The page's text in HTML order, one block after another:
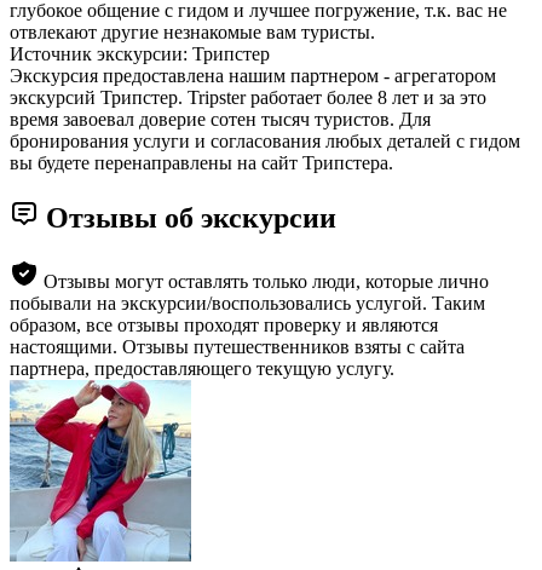
глубокое общение с гидом и лучшее погружение, т.к. вас не
отвлекают другие незнакомые вам туристы.
Источник экскурсии: Трипстер
Экскурсия предоставлена нашим партнером - агрегатором
экскурсий Трипстер. Tripster работает более 8 лет и за это
время завоевал доверие сотен тысяч туристов. Для
бронирования услуги и согласования любых деталей с гидом
вы будете перенаправлены на сайт Трипстера.
Отзывы об экскурсии
Отзывы могут оставлять только люди, которые лично
побывали на экскурсии/воспользовались услугой. Таким
образом, все отзывы проходят проверку и являются
настоящими. Отзывы путешественников взяты с сайта
партнера, предоставляющего текущую услугу.